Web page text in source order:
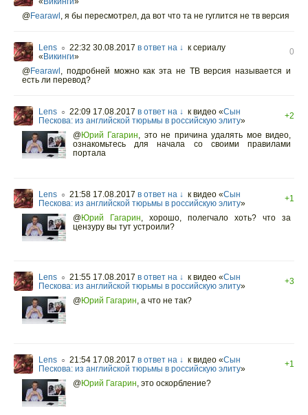
@Fearawl , я бы пересмотрел, да вот что та не гуглится не тв версия
Lens ○ 22:32 30.08.2017 в ответ на ↓ к сериалу
« Викинги»
0
@Fearawl , подробней можно как эта не ТВ версия называется и
есть ли перевод?
Lens ○ 22:09 17.08.2017 в ответ на ↓ к видео «Сын
Пескова: из английской тюрьмы в российскую элиту»
+2
@Юрий Гагарин, это не причина удалять мое видео,
ознакомьтесь для начала со своими правилами
портала
Lens ○ 21:58 17.08.2017 в ответ на ↓ к видео «Сын
Пескова: из английской тюрьмы в российскую элиту»
+1
@Юрий Гагарин, хорошо, полегчало хоть? что за
цензуру вы тут устроили?
Lens ○ 21:55 17.08.2017 в ответ на ↓ к видео «Сын
Пескова: из английской тюрьмы в российскую элиту»
+3
@Юрий Гагарин, а что не так?
Lens ○ 21:54 17.08.2017 в ответ на ↓ к видео «Сын
Пескова: из английской тюрьмы в российскую элиту»
+1
@Юрий Гагарин, это оскорбление?